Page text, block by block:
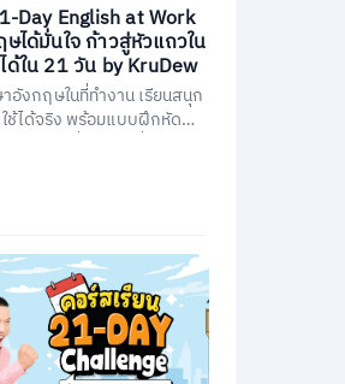
Day English at Work
ได้มั่นใจ ก้าวสู่หัวแถวใน
ด้ใน 21 วัน by KruDew
อังกฤษในที่ทำงาน เรียนสนุก
ใช้ได้จริง พร้อมแบบฝึกหัดนำ